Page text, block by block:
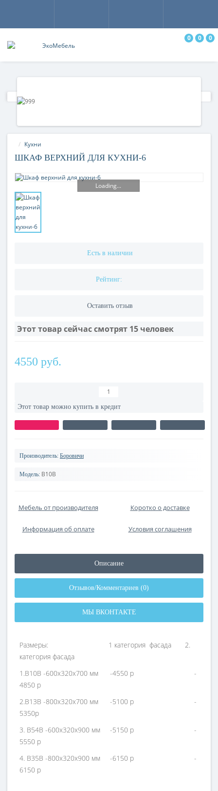
0 0 0
Кухни
ШКАФ ВЕРХНИЙ ДЛЯ КУХНИ-6
Loading...
Есть в наличии
Рейтинг:
Оставить отзыв
Этот товар сейчас смотрят 15 человек
4550 руб.
Этот товар можно купить в кредит
Производитель: Боровичи
Модель: В10В
Мебель от производителя Коротко о доставке
Информация об оплате Условия соглашения
Описание
Отзывов/Комментариев (0)
МЫ ВКОНТАКТЕ
Размеры: 1 категория фасада 2.
категория фасада
1.B10В -600x320x700 мм -4550 р -
4850 р
2.B13В -800x320x700 мм -5100 р -
5350р
3. B54В -600x320x900 мм -5150 р -
5550 р
4. B35В -800x320x900 мм -6150 р -
6150 р